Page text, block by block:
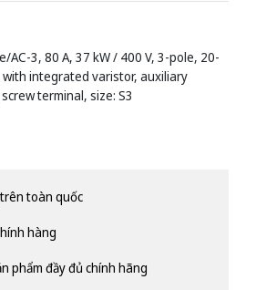
AC-3, 80 A, 37 kW / 400 V, 3-pole, 20-
with integrated varistor, auxiliary
terminal, size: S3
toàn quốc
hàng
phẩm đầy đủ chính hãng